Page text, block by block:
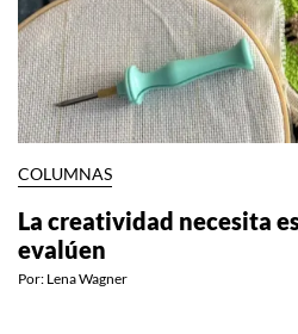
COLUMNAS
La creatividad necesita
evalúen
Por: Lena Wagner